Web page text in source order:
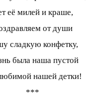
её милей и краше,
от души
сладкую конфетку,
была наша пустой
нашей детки!
***